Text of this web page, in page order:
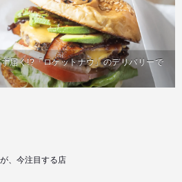
届く!?「ロケットナウ」のデリバリーで
、今注目する店